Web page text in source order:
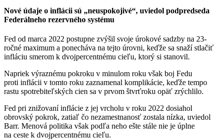
Nové údaje o inflácii sú „neuspokojivé“, uviedol podpredseda
Federálneho rezervného systému
Fed od marca 2022 postupne zvýšil svoje úrokové sadzby na 23-
ročné maximum a ponecháva na tejto úrovni, keďže sa snaží stlačiť
infláciu smerom k dvojpercentnému cieľu, ktorý si stanovil.
Napriek výraznému pokroku v minulom roku však boj Fedu
proti inflácii v tomto roku zaznamenal komplikácie, keďže tempo
rastu spotrebiteľských cien sa v prvom štvrťroku opäť zrýchlilo.
Fed pri znižovaní inflácie z jej vrcholu v roku 2022 dosiahol
obrovský pokrok, zatiaľ čo nezamestnanosť zostala nízka, uviedol
Barr. Menová politika však podľa neho ešte stále nie je úplne
na ceste k dvojpercentnému cieľu.